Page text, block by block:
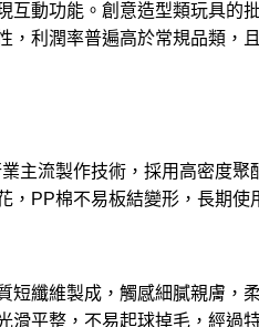
互動功能。創意造型類玩具的
，利潤率普遍高於常規品類，
主流製作技術，採用高密度
，PP棉不易板結變形，長期
短纖維製成，觸感細膩親膚，
滑平整，不易起球掉毛，經過